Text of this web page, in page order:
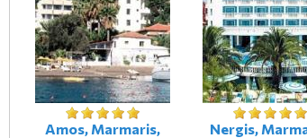
Amos, Marmaris,
Nergis,